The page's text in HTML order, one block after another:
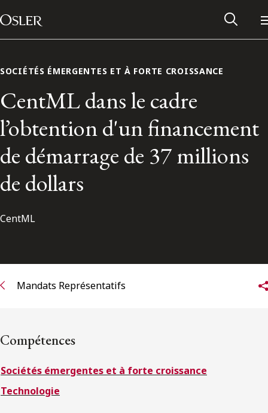
Passer au contenu
Main Navigation
Réseau des anciens d’Osler
S’abonner
SOCIÉTÉS ÉMERGENTES ET À FORTE CROISSANCE
CentML dans le cadre
l’obtention d'un financement
de démarrage de 37 millions
de dollars
CentML
Mandats Représentatifs
Compétences
Sociétés émergentes et à forte croissance
Technologie